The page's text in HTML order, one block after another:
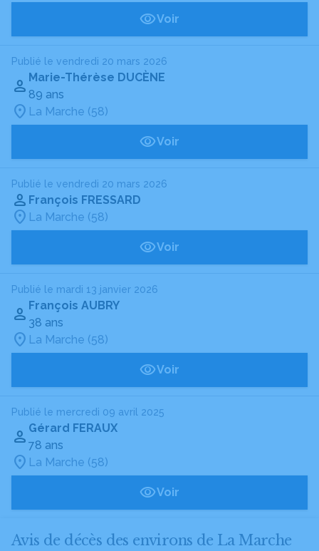
Voir
Publié le vendredi 20 mars 2026
Marie-Thérèse DUCÈNE
89 ans
La Marche (58)
Voir
Publié le vendredi 20 mars 2026
François FRESSARD
La Marche (58)
Voir
Publié le mardi 13 janvier 2026
François AUBRY
38 ans
La Marche (58)
Voir
Publié le mercredi 09 avril 2025
Gérard FERAUX
78 ans
La Marche (58)
Voir
Avis de décès des environs de La Marche